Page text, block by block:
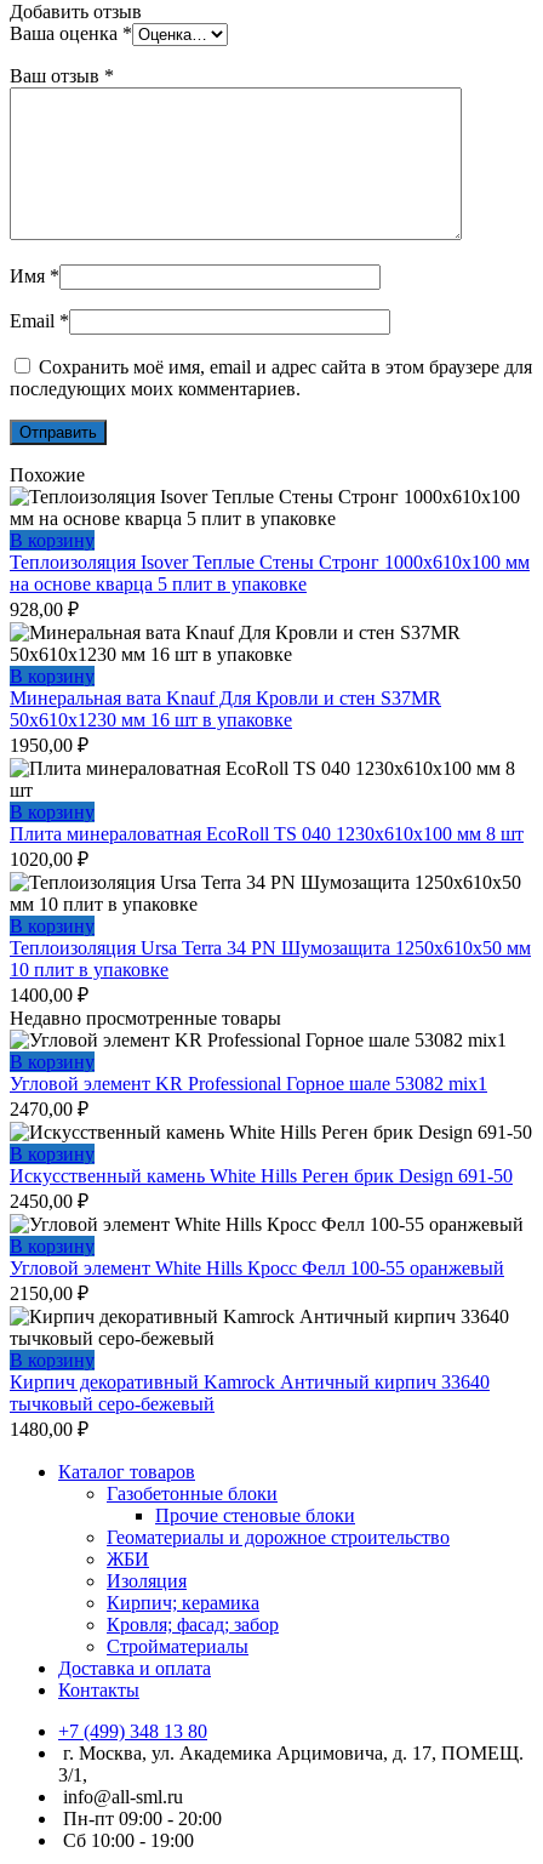
Добавить отзыв
Ваша оценка *
Ваш отзыв *
Имя *
Email *
Сохранить моё имя, email и адрес сайта в этом браузере для
последующих моих комментариев.
Похожие
В корзину
Теплоизоляция Isover Теплые Стены Стронг 1000х610х100 мм
на основе кварца 5 плит в упаковке
928,00 ₽
В корзину
Минеральная вата Knauf Для Кровли и стен S37MR
50x610x1230 мм 16 шт в упаковке
1950,00 ₽
В корзину
Плита минераловатная EcoRoll TS 040 1230х610х100 мм 8 шт
1020,00 ₽
В корзину
Теплоизоляция Ursa Terra 34 PN Шумозащита 1250х610х50 мм
10 плит в упаковке
1400,00 ₽
Недавно просмотренные товары
В корзину
Угловой элемент KR Professional Горное шале 53082 mix1
2470,00 ₽
В корзину
Искусственный камень White Hills Реген брик Design 691-50
2450,00 ₽
В корзину
Угловой элемент White Hills Кросс Фелл 100-55 оранжевый
2150,00 ₽
В корзину
Кирпич декоративный Kamrock Античный кирпич 33640
тычковый серо-бежевый
1480,00 ₽
Каталог товаров
Газобетонные блоки
Прочие стеновые блоки
Геоматериалы и дорожное строительство
ЖБИ
Изоляция
Кирпич; керамика
Кровля; фасад; забор
Стройматериалы
Доставка и оплата
Контакты
+7 (499) 348 13 80
г. Москва, ул. Академика Арцимовича, д. 17, ПОМЕЩ.
3/1,
info@all-sml.ru
Пн-пт 09:00 - 20:00
Сб 10:00 - 19:00